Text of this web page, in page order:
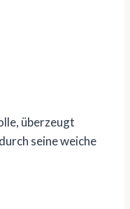
überzeugt
seine weiche